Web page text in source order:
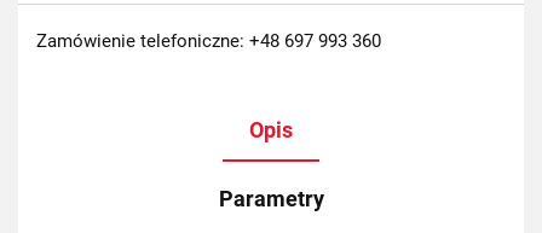
Zamówienie telefoniczne: +48 697 993 360
Opis
Parametry